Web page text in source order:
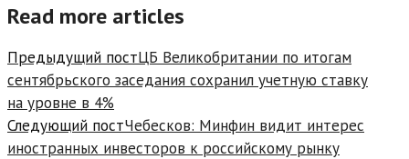
Read more articles
Предыдущий постЦБ Великобритании по итогам
сентябрьского заседания сохранил учетную ставку
на уровне в 4%
Следующий постЧебесков: Минфин видит интерес
иностранных инвесторов к российскому рынку